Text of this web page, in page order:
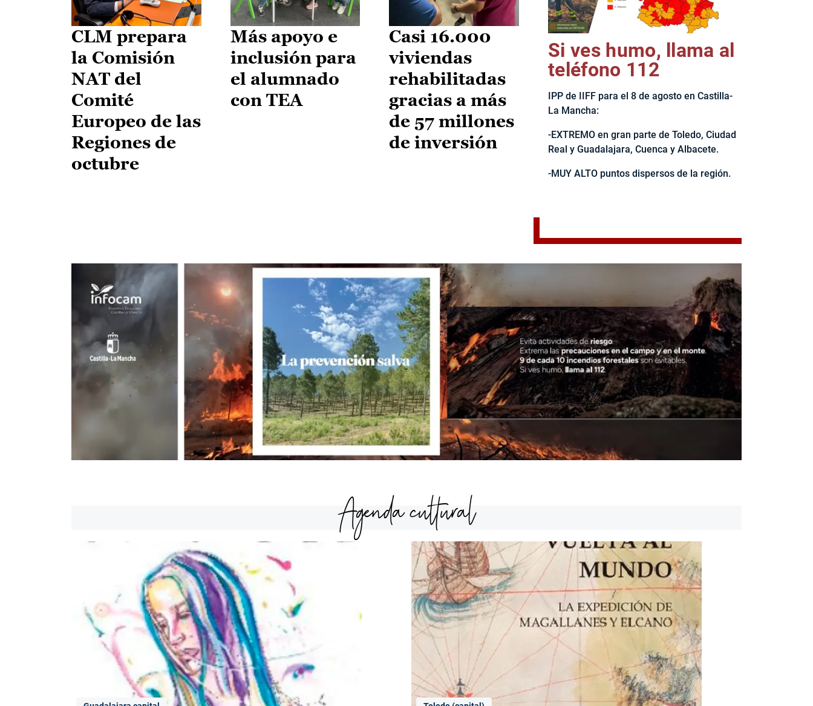
CLM prepara
la Comisión
NAT del
Comité
Europeo de las
Regiones de
octubre
Más apoyo e
inclusión para
el alumnado
con TEA
Casi 16.000
viviendas
rehabilitadas
gracias a más
de 57 millones
de inversión
Si ves humo, llama al
teléfono 112
IPP de IIFF para el 8 de agosto en Castilla-
La Mancha:
-EXTREMO en gran parte de Toledo, Ciudad
Real y Guadalajara, Cuenca y Albacete.
-MUY ALTO puntos dispersos de la región.
Agenda cultural